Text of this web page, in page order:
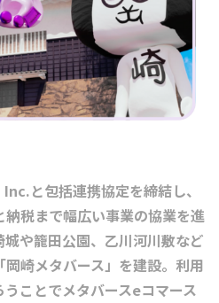
と包括連携協定を締結し、
税まで幅広い事業の協業を進
や籠田公園、乙川河川敷など
崎メタバース」を建設。利用
ことでメタバースeコマース